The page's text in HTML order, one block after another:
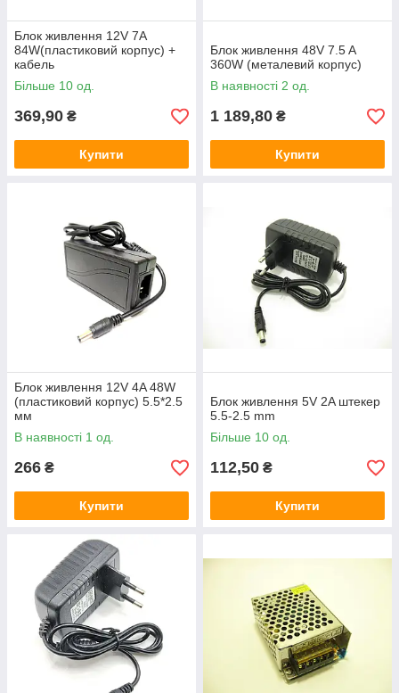
Блок живлення 12V 7A
84W(пластиковий корпус) +
кабель
Більше 10 од.
369,90 ₴
Купити
Блок живлення 48V 7.5 A
360W (металевий корпус)
В наявності 2 од.
1 189,80 ₴
Купити
Блок живлення 12V 4A 48W
(пластиковий корпус) 5.5*2.5
мм
В наявності 1 од.
266 ₴
Купити
Блок живлення 5V 2A штекер
5.5-2.5 mm
Більше 10 од.
112,50 ₴
Купити